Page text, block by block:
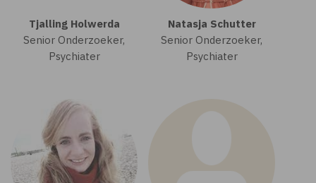
Tjalling Holwerda
Senior Onderzoeker,
Psychiater
Natasja Schutter
Senior Onderzoeker,
Psychiater